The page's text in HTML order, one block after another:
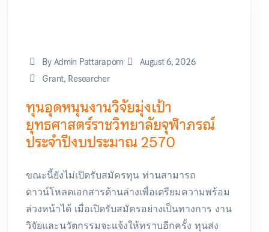
By Admin Pattaraporn
August 6, 2026
Grant, Researcher
ทุนอุดหนุนงานวิจัยมุ่งเป้า
ยุทธศาสตร์ราชวิทยาลัยจุฬาภรณ์
ประจำปีงบประมาณ 2570
ขณะนี้ยังไม่เปิดรับสมัครทุน ท่านสามารถ
ดาวน์โหลดเอกสารด้านล่างเพื่อเตรียมความพร้อม
ล่วงหน้าได้ เมื่อเปิดรับสมัครอย่างเป็นทางการ งาน
วิจัยและนวัตกรรมจะแจ้งให้ทราบอีกครั้ง ทุนส่ง